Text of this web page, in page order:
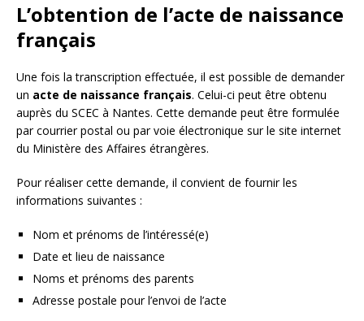
L’obtention de l’acte de naissance
français
Une fois la transcription effectuée, il est possible de demander
un acte de naissance français. Celui-ci peut être obtenu
auprès du SCEC à Nantes. Cette demande peut être formulée
par courrier postal ou par voie électronique sur le site internet
du Ministère des Affaires étrangères.
Pour réaliser cette demande, il convient de fournir les
informations suivantes :
Nom et prénoms de l’intéressé(e)
Date et lieu de naissance
Noms et prénoms des parents
Adresse postale pour l’envoi de l’acte